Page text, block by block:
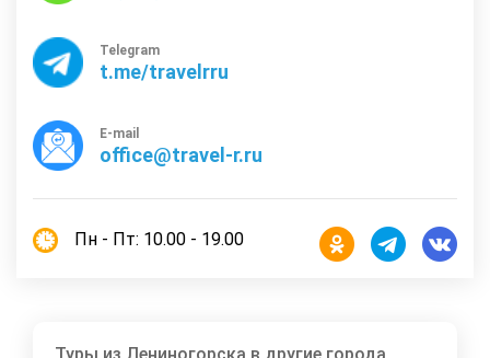
Telegram
t.me/travelrru
E-mail
office@travel-r.ru
Пн - Пт: 10.00 - 19.00